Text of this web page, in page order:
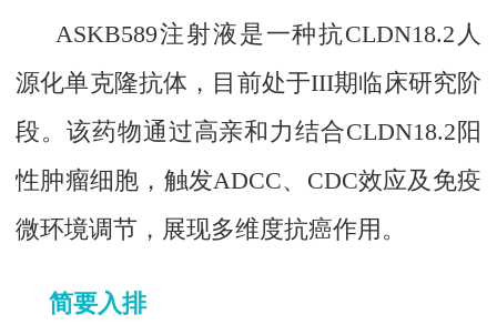
ASKB589注射液是一种抗CLDN18.2人
源化单克隆抗体，目前处于III期临床研究阶
段。该药物通过高亲和力结合CLDN18.2阳
性肿瘤细胞，触发ADCC、CDC效应及免疫
微环境调节，展现多维度抗癌作用。
简要入排